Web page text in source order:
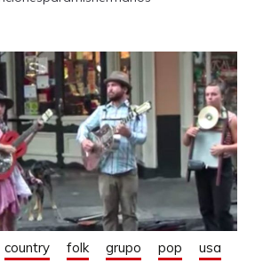
country folk grupo pop
usa